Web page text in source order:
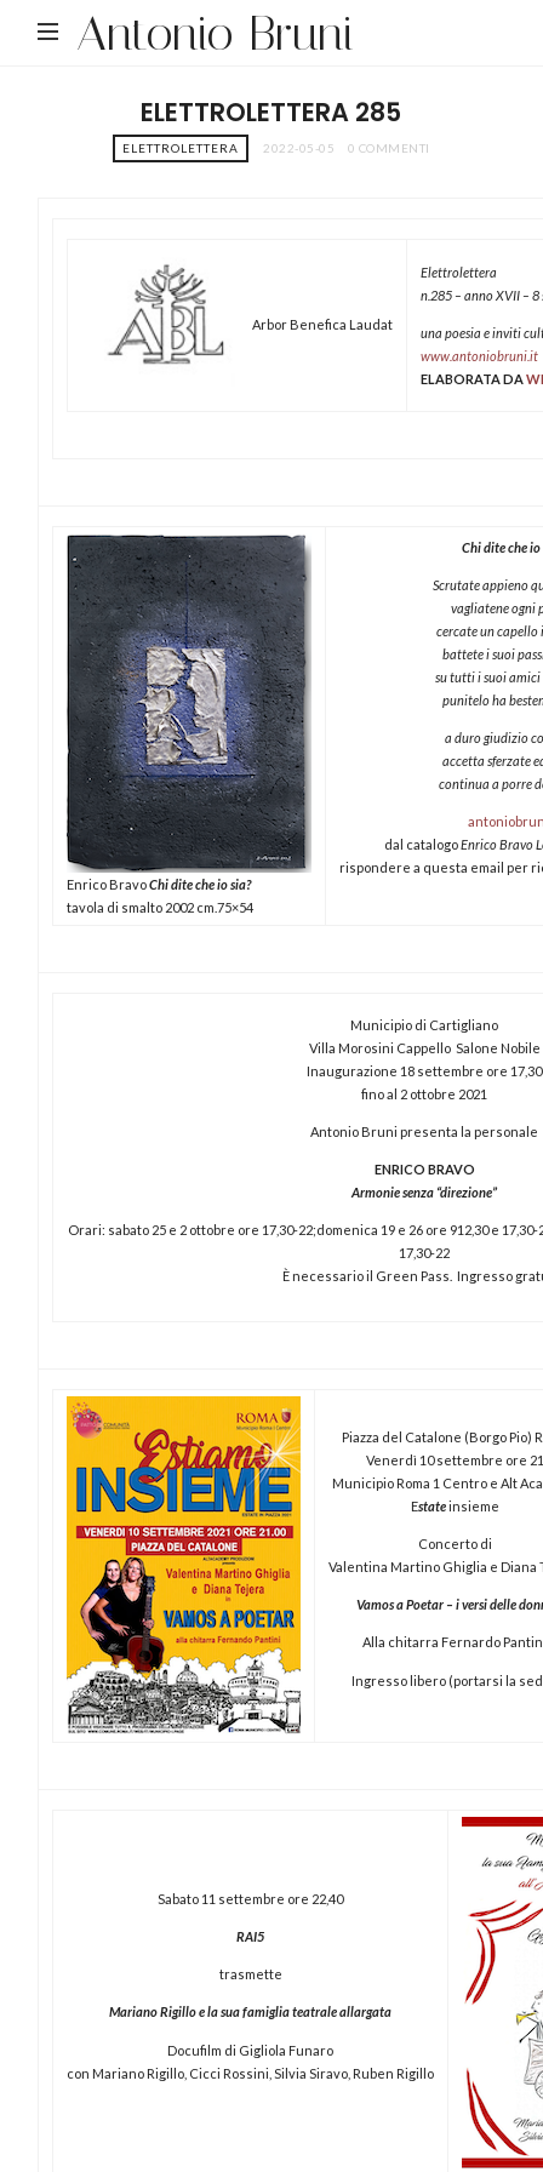
Antonio Bruni
ELETTROLETTERA 285
ELETTROLETTERA 2022-05-05 0 COMMENTI
Arbor Benefica Laudat
Elettrolettera
n.285 – anno XVII –
una poesia e inviti
www.antoniobruni.it
ELABORATA DA
Enrico BravoChi dite che io sia?
tavola di smalto 2002 cm.75×54
Chi dite che io
Scrutate appieno
vagliatene ogni
cercate un capello
battete i suoi
su tutti i suoi
punitelo ha
a duro giudizio
accetta sferzate
continua a porre
dal catalogoEnrico Bravo
rispondere a questa email per
Municipio di Cartigliano
Villa Morosini Cappello Salone Nobile
Inaugurazione 18 settembre ore 17,30
fino al 2 ottobre 2021
Antonio Bruni presenta la personale
ENRICO BRAVO
Armonie senza “direzione”
Orari: sabato 25 e 2 ottobre ore 17,30-22;domenica 19 e 26 ore 912,30 e
17,30-22
È necessario il Green Pass. Ingresso
Piazza del Catalone (Borgo Pio)
Venerdì 10 settembre ore 21
Municipio Roma 1 Centro e Alt
Estateinsieme
Concerto di
Valentina Martino Ghiglia e Diana
Vamos a Poetar – i versi delle
Alla chitarra Fernardo
Ingresso libero (portarsi la
Sabato 11 settembre ore 22,40
RAI5
trasmette
Mariano Rigillo e la sua famiglia teatrale allargata
Docufilm di Gigliola Funaro
con Mariano Rigillo, Cicci Rossini, Silvia Siravo, Ruben Rigillo